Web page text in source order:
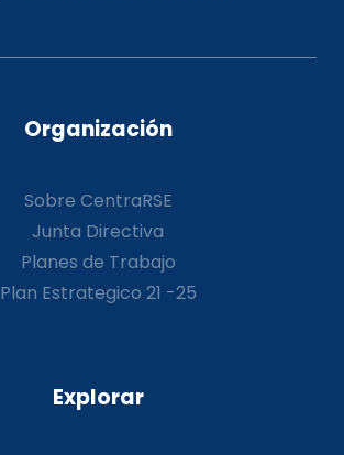
Organización
Sobre CentraRSE
Junta Directiva
Planes de Trabajo
Plan Estrategico 21 -25
Explorar